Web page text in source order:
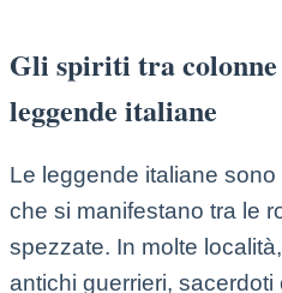
Gli spiriti tra
leggende italiane
Le leggende italiane
che si manifestano tra le
spezzate. In molte
antichi guerrieri,